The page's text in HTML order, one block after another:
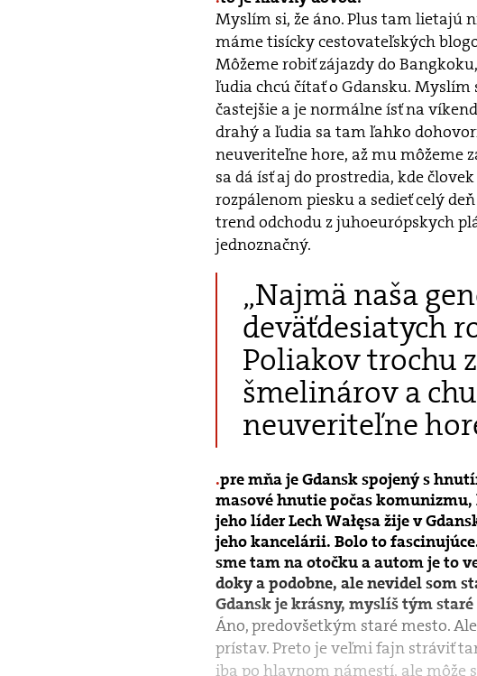
Myslím si, že áno. Plus tam lietajú
máme tisícky cestovateľských
Môžeme robiť zájazdy do
ľudia chcú čítať o Gdansku. Myslím
častejšie a je normálne ísť na
drahý a ľudia sa tam ľahko
neuveriteľne hore, až mu môžeme
sa dá ísť aj do prostredia, kde
rozpálenom piesku a sedieť celý
trend odchodu z juhoeurópskych
jednoznačný.
„Najmä naša
deväťdesiatych
Poliakov trochu
šmelinárov a
neuveriteľne
pre mňa je Gdansk spojený s
masové hnutie počas
jeho líder Lech Wałęsa žije v
jeho kancelárii. Bolo to
sme tam na otočku a autom je to
doky a podobne, ale nevidel som
Gdansk je krásny, myslíš tým staré
Áno, predovšetkým staré mesto.
prístav. Preto je veľmi fajn stráviť
iba po hlavnom námestí, ale môže